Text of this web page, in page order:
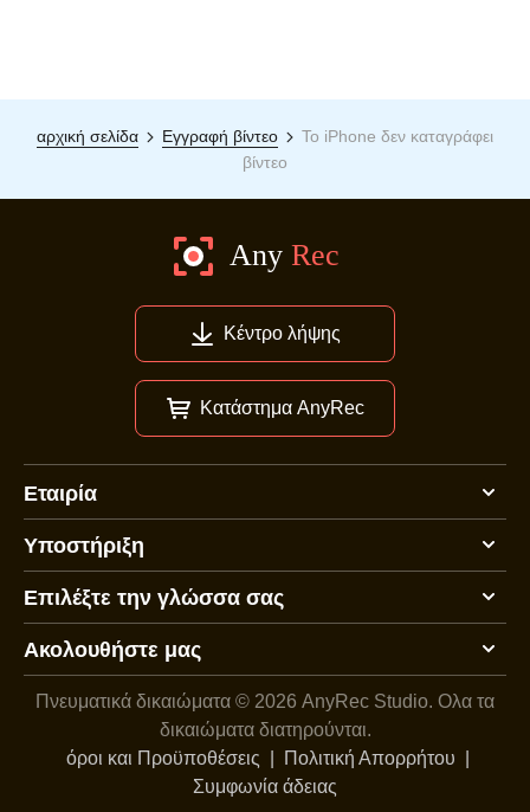
αρχική σελίδα Εγγραφή βίντεο
Το iPhone δεν καταγράφει
βίντεο
Κέντρο λήψης
Κατάστημα AnyRec
Εταιρία
Υποστήριξη
Επιλέξτε την γλώσσα σας
Ακολουθήστε μας
Πνευματικά δικαιώματα © 2026 AnyRec Studio. Ολα τα
δικαιώματα διατηρούνται.
όροι και Προϋποθέσεις
Πολιτική Απορρήτου
Συμφωνία άδειας